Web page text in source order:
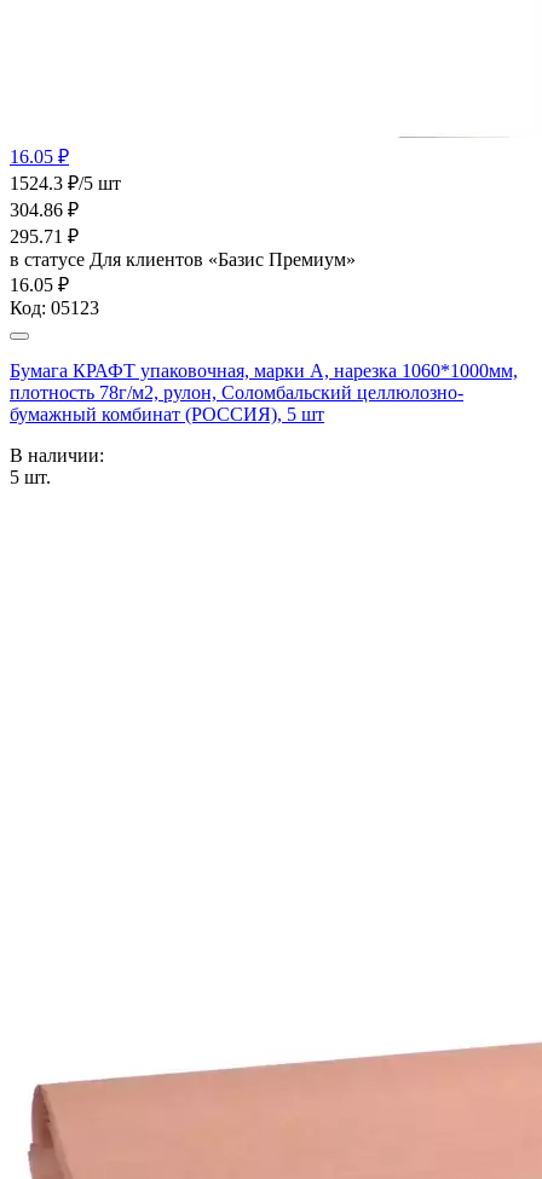
16.05 ₽
1524.3 ₽/5 шт
304.86 ₽
295.71 ₽
в статусе Для клиентов «Базис Премиум»
16.05 ₽
Код: 05123
Бумага КРАФТ упаковочная, марки А, нарезка 1060*1000мм,
плотность 78г/м2, рулон, Соломбальский целлюлозно-
бумажный комбинат (РОССИЯ), 5 шт
В наличии:
5 шт.